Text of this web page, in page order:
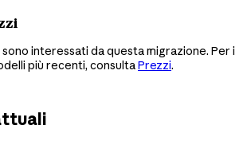
interessati da questa migrazione. Per i
più recenti, consultaPrezzi.